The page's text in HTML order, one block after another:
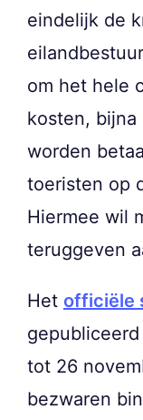
eindelijk de
om het hele
kosten, bijna
worden
toeristen op
Hiermee wil
teruggeven
Het officiële
tot 26
bezwaren